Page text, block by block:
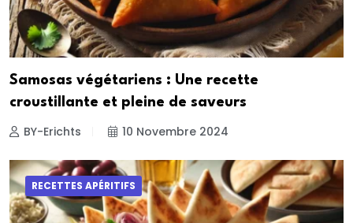
Samosas végétariens : Une recette
croustillante et pleine de saveurs
BY-Erichts 10 Novembre 2024
RECETTES APÉRITIFS